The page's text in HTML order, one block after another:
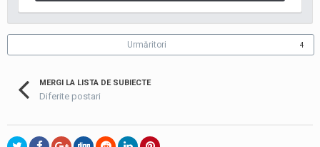
Urmăritori 4
MERGI LA LISTA DE SUBIECTE
Diferite postari